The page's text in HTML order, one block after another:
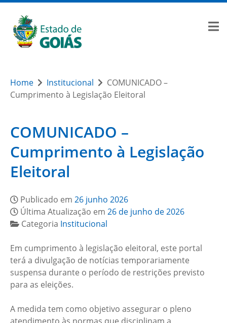
Home Institucional
COMUNICADO –
Cumprimento à Legislação Eleitoral
COMUNICADO –
Cumprimento à Legislação
Eleitoral
Publicado em 26 junho 2026
Última Atualização em 26 de junho de 2026
Categoria Institucional
Em cumprimento à legislação eleitoral, este portal
terá a divulgação de notícias temporariamente
suspensa durante o período de restrições previsto
para as eleições.
A medida tem como objetivo assegurar o pleno